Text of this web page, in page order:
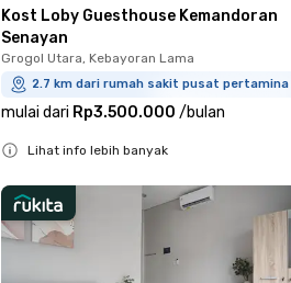
Kost Loby Guesthouse Kemandoran
Senayan
Grogol Utara, Kebayoran Lama
2.7 km dari rumah sakit pusat pertamina
mulai dari Rp3.500.000 /bulan
Lihat info lebih banyak